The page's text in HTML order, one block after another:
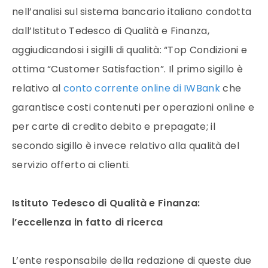
nell’analisi sul sistema bancario italiano condotta
dall’Istituto Tedesco di Qualità e Finanza,
aggiudicandosi i sigilli di qualità: “Top Condizioni e
ottima “Customer Satisfaction”. Il primo sigillo è
relativo al conto corrente online di IWBankche
garantisce costi contenuti per operazioni online e
per carte di credito debito e prepagate; il
secondo sigillo è invece relativo alla qualità del
servizio offerto ai clienti.
Istituto Tedesco di Qualità e Finanza:
l’eccellenza in fatto di ricerca
L’ente responsabile della redazione di queste due